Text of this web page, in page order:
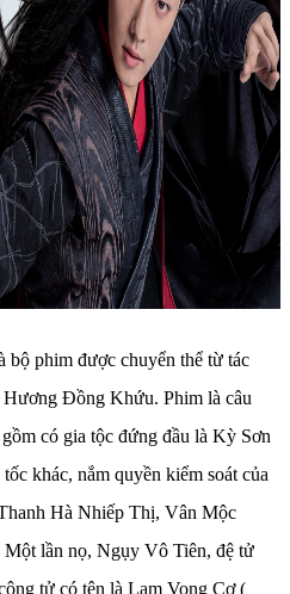
bộ phim được chuyển thể từ tác
Hương Đồng Khứu. Phim là câu
có gia tộc đứng đầu là Kỳ Sơn
khác, nắm quyền kiểm soát của
Hà Nhiếp Thị, Vân Mộc
lần nọ, Ngụy Vô Tiên, đệ tử
tử có tên là Lam Vong Cơ (